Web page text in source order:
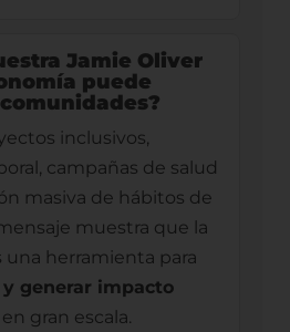
Jamie Oliver
puede
inclusivos,
campañas de salud
masiva de hábitos de
muestra que la
una herramienta para
generar impacto
en gran escala.